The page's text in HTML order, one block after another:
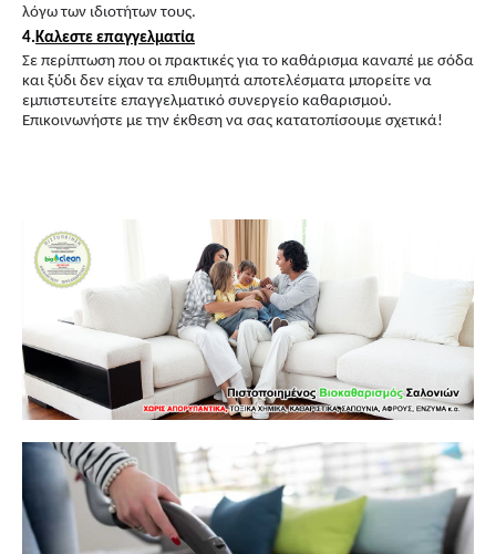
λόγω των ιδιοτήτων τους.
4. Καλεστε επαγγελματία
Σε περίπτωση που οι πρακτικές για το καθάρισμα καναπέ με σόδα
και ξύδι δεν είχαν τα επιθυμητά αποτελέσματα μπορείτε να
εμπιστευτείτε επαγγελματικό συνεργείο καθαρισμού.
Επικοινωνήστε με την έκθεση να σας κατατοπίσουμε σχετικά!